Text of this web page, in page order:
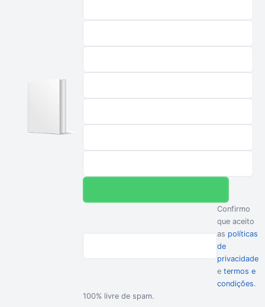
Confirmo
que aceito
as políticas
de
privacidade
e termos e
condições.
100% livre de spam.